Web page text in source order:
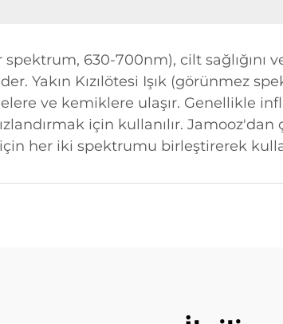
spektrum, 630-700nm), cilt
Yakın Kızılötesi Işık (görünmez
ve kemiklere ulaşır. Genellikle
için kullanılır.
her iki spektrumu birleştirerek